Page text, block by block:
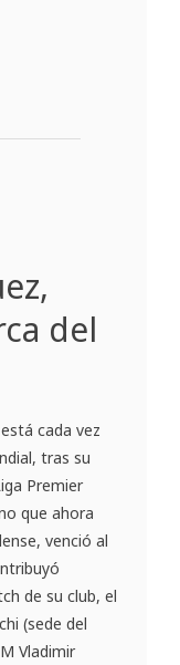
del
cada vez
tras su
Premier
que ahora
venció al
de su club, el
(sede del
Vladimir